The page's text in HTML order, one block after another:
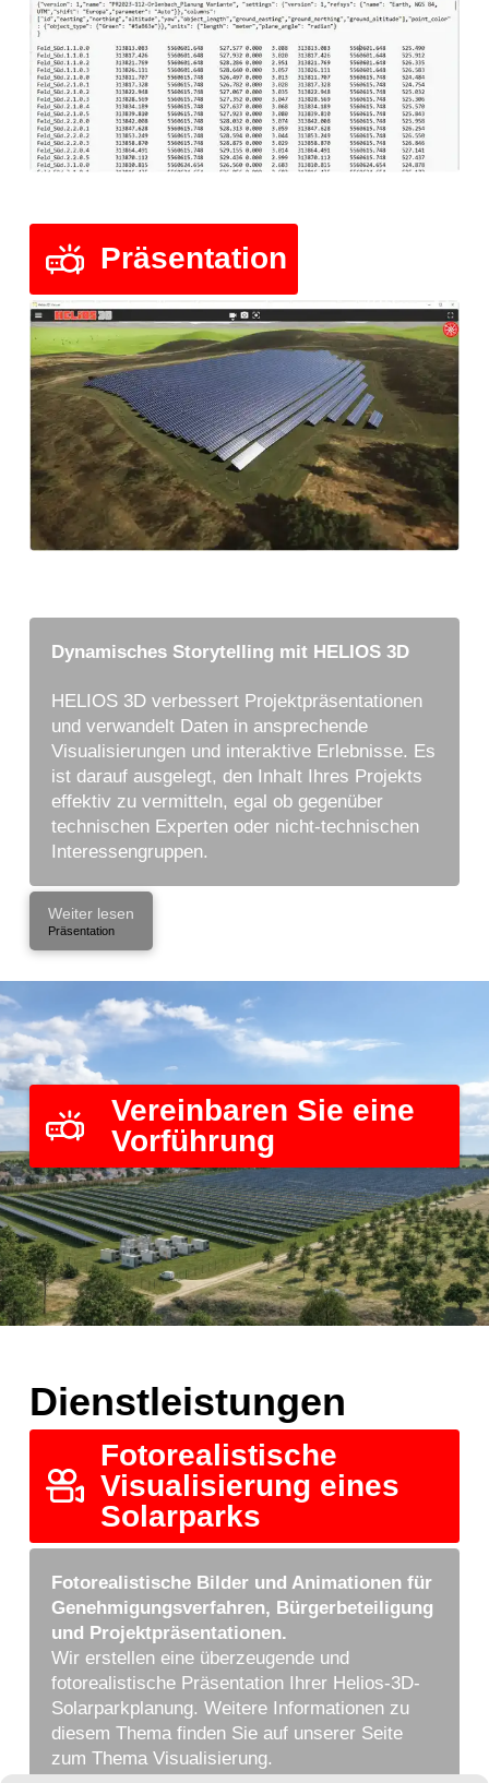
Präsentation
Dynamisches Storytelling mit HELIOS 3D
HELIOS 3D verbessert Projektpräsentationen
und verwandelt Daten in ansprechende
Visualisierungen und interaktive Erlebnisse. Es
ist darauf ausgelegt, den Inhalt Ihres Projekts
effektiv zu vermitteln, egal ob gegenüber
technischen Experten oder nicht-technischen
Interessengruppen.
Weiter lesen
Präsentation
Vereinbaren Sie eine
Vorführung
Dienstleistungen
Fotorealistische
Visualisierung eines
Solarparks
Fotorealistische Bilder und Animationen für
Genehmigungsverfahren, Bürgerbeteiligung
und Projektpräsentationen.
Wir erstellen eine überzeugende und
fotorealistische Präsentation Ihrer Helios-3D-
Solarparkplanung. Weitere Informationen zu
diesem Thema finden Sie auf unserer Seite
zum Thema Visualisierung.